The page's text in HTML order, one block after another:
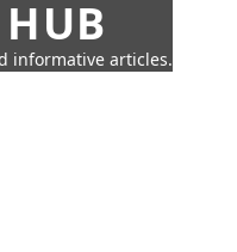
informative articles.